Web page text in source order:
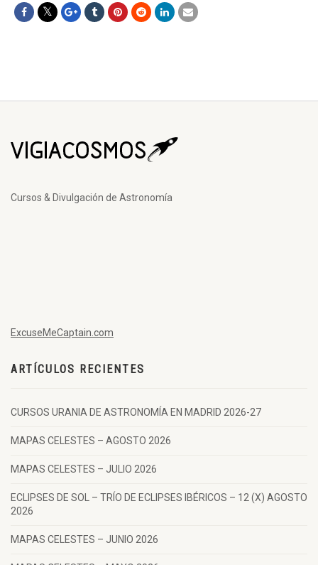
Cursos & Divulgación de Astronomía
ExcuseMeCaptain.com
ARTÍCULOS RECIENTES
CURSOS URANIA DE ASTRONOMÍA EN MADRID 2026-27
MAPAS CELESTES – AGOSTO 2026
MAPAS CELESTES – JULIO 2026
ECLIPSES DE SOL – TRÍO DE ECLIPSES IBÉRICOS – 12 (X) AGOSTO
2026
MAPAS CELESTES – JUNIO 2026